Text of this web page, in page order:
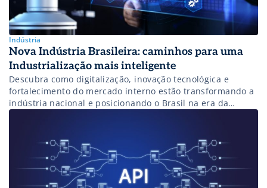
Indústria
Nova Indústria Brasileira: caminhos para uma
Industrialização mais inteligente
Descubra como digitalização, inovação tecnológica e
fortalecimento do mercado interno estão transformando a
indústria nacional e posicionando o Brasil na era da
Indústria 4.0.